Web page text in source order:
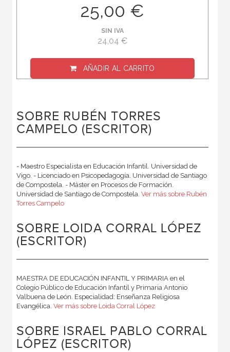
25,00 €
SIN IVA
24,04 €
AÑADIR AL CARRITO
SOBRE RUBÉN TORRES
CAMPELO (ESCRITOR)
- Maestro Especialista en Educación Infantil. Universidad de
Vigo. - Licenciado en Psicopedagogía. Universidad de Santiago
de Compostela. - Máster en Procesos de Formación.
Universidad de Santiago de Compostela. Ver más sobre Rubén
Torres Campelo
SOBRE LOIDA CORRAL LÓPEZ
(ESCRITOR)
MAESTRA DE EDUCACIÓN INFANTIL Y PRIMARIA en el
Colegio Público de Educación Infantil y Primaria Antonio
Valbuena de León. Especialidad: Enseñanza Religiosa
Evangélica. Ver más sobre Loida Corral López
SOBRE ISRAEL PABLO CORRAL
LÓPEZ (ESCRITOR)